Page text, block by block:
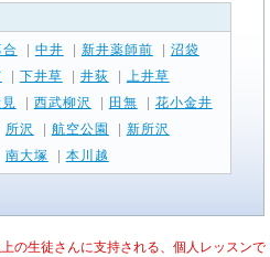
合 中井 新井薬師前
沼袋
下井草 井荻
上井草
西武柳沢 田無
花小金井
所沢 航空公園
新所沢
南大塚 本川越
の生徒さんに支持される、個人レッスンで